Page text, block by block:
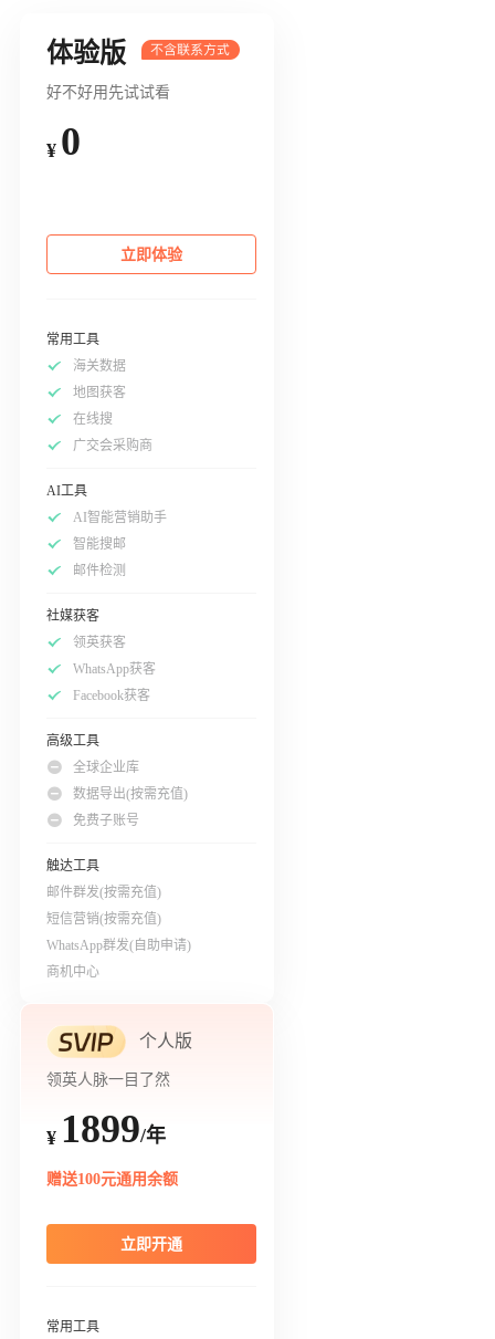
体验版
好不好用先试试看
¥ 0
立即体验
常用工具
海关数据
地图获客
在线搜
广交会采购商
AI工具
AI智能营销助手
智能搜邮
邮件检测
社媒获客
领英获客
WhatsApp获客
Facebook获客
高级工具
全球企业库
数据导出(按需充值)
免费子账号
触达工具
邮件群发(按需充值)
短信营销(按需充值)
WhatsApp群发(自助申请)
商机中心
个人版
领英人脉一目了然
¥ 1899/年
赠送100元通用余额
立即开通
常用工具